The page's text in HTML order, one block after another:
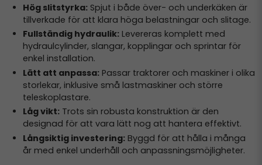
Hög slitstyrka:Spjut i både över- och underkäken är
tillverkade för att klara höga belastningar och slitage.
Fullständig hydraulik:Levereras komplett med
hydraulcylinder, slangar, kopplingar och sprintar för
enkel installation.
Lätt att anpassa:Passar traktorer och maskiner i olika
storlekar, inklusive små lastmaskiner och större
teleskoplastare.
Låg vikt:Trots sin robusta konstruktion är den
designad för att vara lätt nog att hantera effektivt.
Långsiktig investering:Byggd för att hålla i många
år med enkel underhåll och anpassningsmöjligheter.